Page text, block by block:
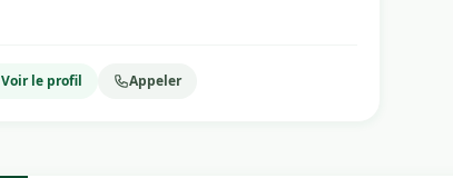
Voir le profil Appeler